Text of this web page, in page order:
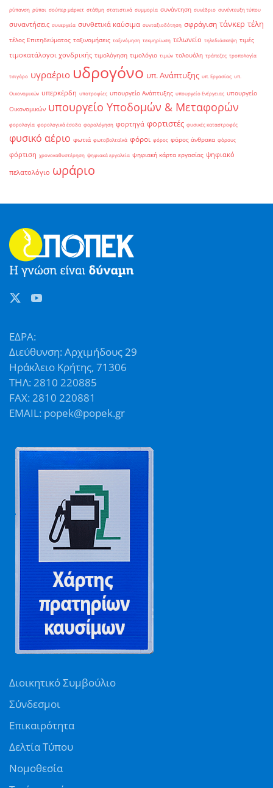
ρύπανση ρύποι σούπερ μάρκετ στάθμη στατιστικά συμμορία συνάντηση συνέδριο συνέντευξη τύπου
συναντήσεις συνεργεία συνθετικά καύσιμα συνταξιοδότηση σφράγιση τάνκερ τέλη
τέλος Επιτηδεύματος ταξινομήσεις ταξινόμηση τεκμηρίωση τελωνείο τηλεδιάσκεψη τιμές
τιμοκατάλογοι χονδρικής τιμολόγηση τιμολόγιο τιμών τολουόλη τράπεζες τροπολογία
τσιγάρο υγραέριο υδρογόνο υπ. Ανάπτυξης υπ. Εργασίας υπ.
Οικονομικών υπερκέρδη υποτροφίες υπουργείο Ανάπτυξης υπουργείο Ενέργειας υπουργείο
Οικονομικών υπουργείο Υποδομών & Μεταφορών
φορολογία φορολογικά έσοδα φορολόγηση φορτηγά φορτιστές φυσικές καταστροφές
φυσικό αέριο φωτιά φωτοβολταϊκά φόροι φόρος φόρος άνθρακα φόρους
φόρτιση χρονοκαθυστέρηση ψηφιακά εργαλεία ψηφιακή κάρτα εργασίας ψηφιακό
πελατολόγιο ωράριο
ΕΔΡΑ:
Διεύθυνση: Αρχιμήδους 29
Ηράκλειο Κρήτης, 71306
ΤΗΛ: 2810 220885
FAX: 2810 220881
EMAIL: popek@popek.gr
Διοικητικό Συμβούλιο
Σύνδεσμοι
Επικαιρότητα
Δελτία Τύπου
Νομοθεσία